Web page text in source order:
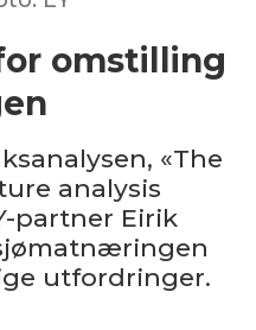
omstilling
«The
analysis
partner Eirik
utfordringer.